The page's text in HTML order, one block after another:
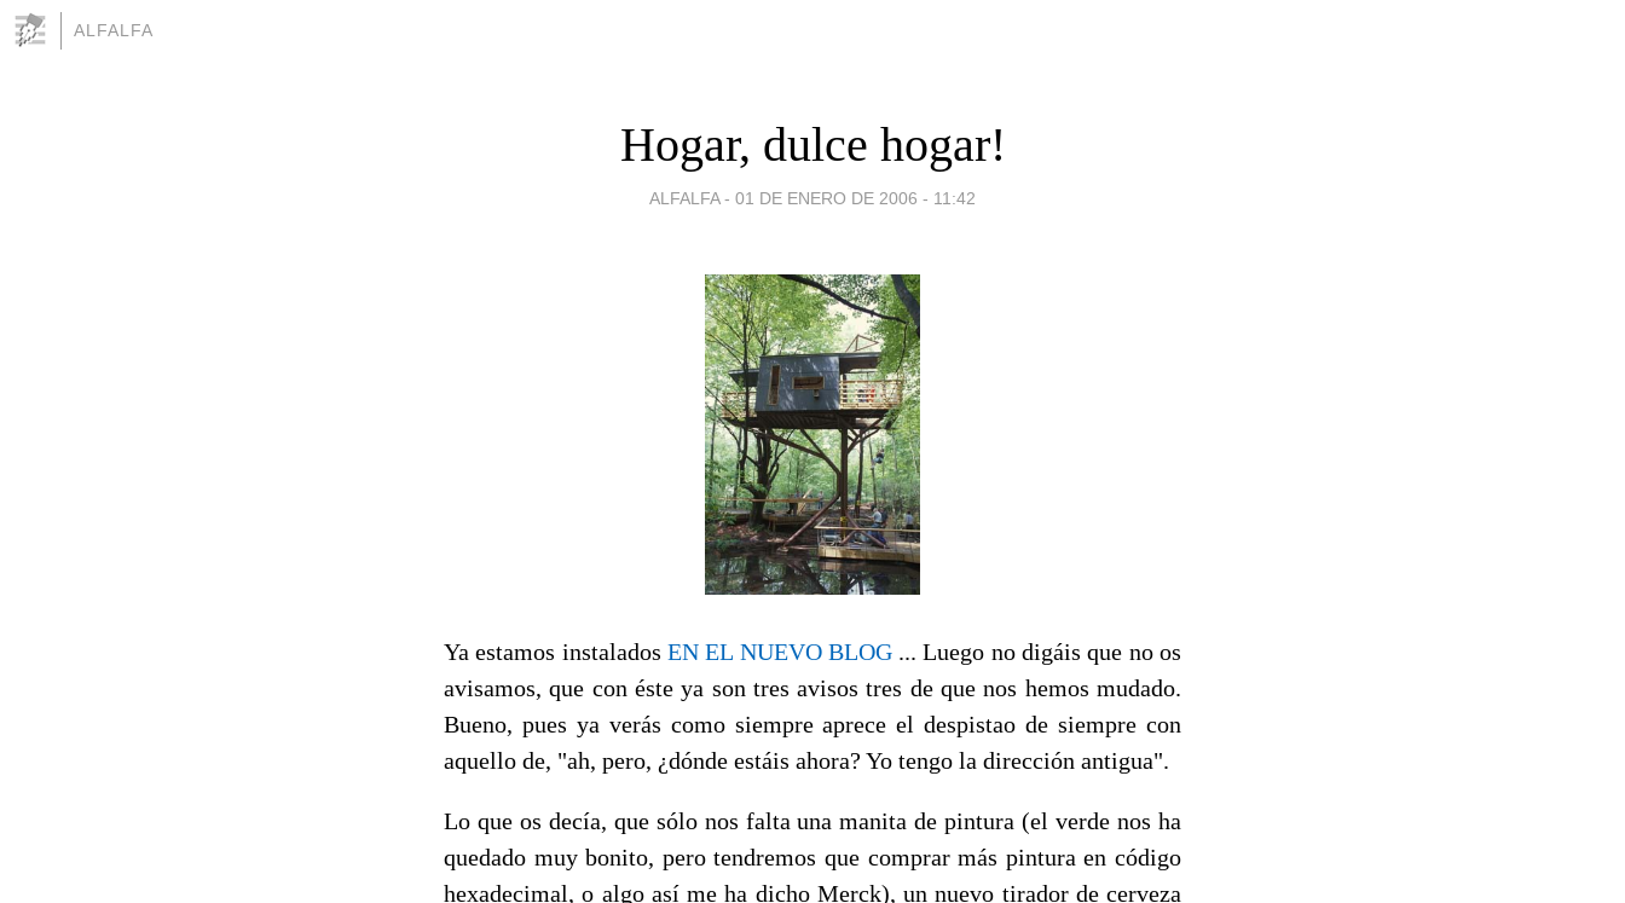
ALFALFA
Hogar, dulce hogar!
ALFALFA - 01 DE ENERO DE 2006 - 11:42
Ya estamos instalados EN EL NUEVO BLOG... Luego no digáis que no os
avisamos, que con éste ya son tres avisos tres de que nos hemos mudado.
Bueno, pues ya verás como siempre aprece el despistao de siempre con
aquello de, "ah, pero, ¿dónde estáis ahora? Yo tengo la dirección antigua".
Lo que os decía, que sólo nos falta una manita de pintura (el verde nos ha
quedado muy bonito, pero tendremos que comprar más pintura en código
hexadecimal, o algo así me ha dicho Merck), un nuevo tirador de cerveza